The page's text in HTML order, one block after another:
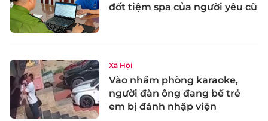
đốt tiệm spa của người yêu cũ
Xã Hội
Vào nhầm phòng karaoke,
người đàn ông đang bế trẻ
em bị đánh nhập viện